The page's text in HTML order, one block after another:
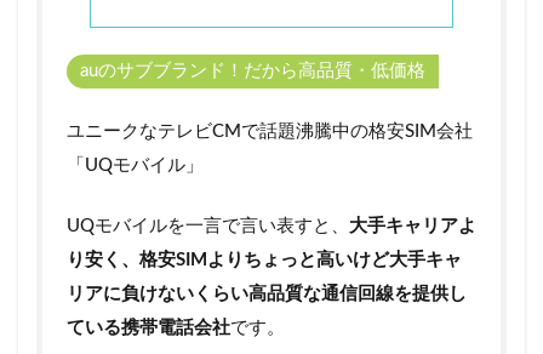
バイ
約モ
ー
ド」
リッ
ト
3.2
バイ
auのサブブランド！だから高品質・低価格
ユニークなテレビCMで話題沸騰中の格安SIM会社
「UQモバイル」
UQモバイルを一言で言い表すと、 大手キャリアよ
り安く、格安SIMよりちょっと高いけど大手キャ
リアに負けないくらい高品質な通信回線を提供し
ている携帯電話会社です。